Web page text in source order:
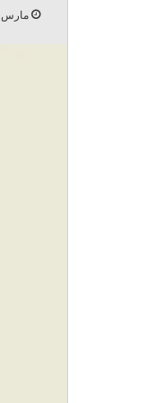
مارس 20, 2023